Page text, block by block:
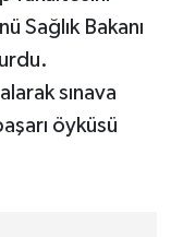
Sağlık Bakanı
sınava
öyküsü